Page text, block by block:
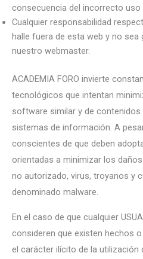
consecuencia del incorrecto uso
Cualquier responsabilidad
halle fuera de esta web y no
nuestro webmaster.
ACADEMIA FORO invierte
tecnológicos que intentan
software similar y de
sistemas de información. A
conscientes de que deben
orientadas a minimizar los
no autorizado, virus, troyanos y
denominado malware.
En el caso de que cualquier
consideren que existen hechos
el carácter ilícito de la utilización